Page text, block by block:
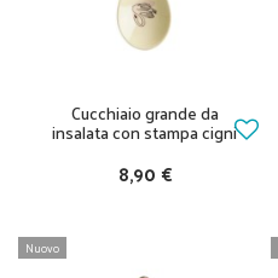
Cucchiaio grande da
insalata con stampa cigni
8,90 €
Nuovo